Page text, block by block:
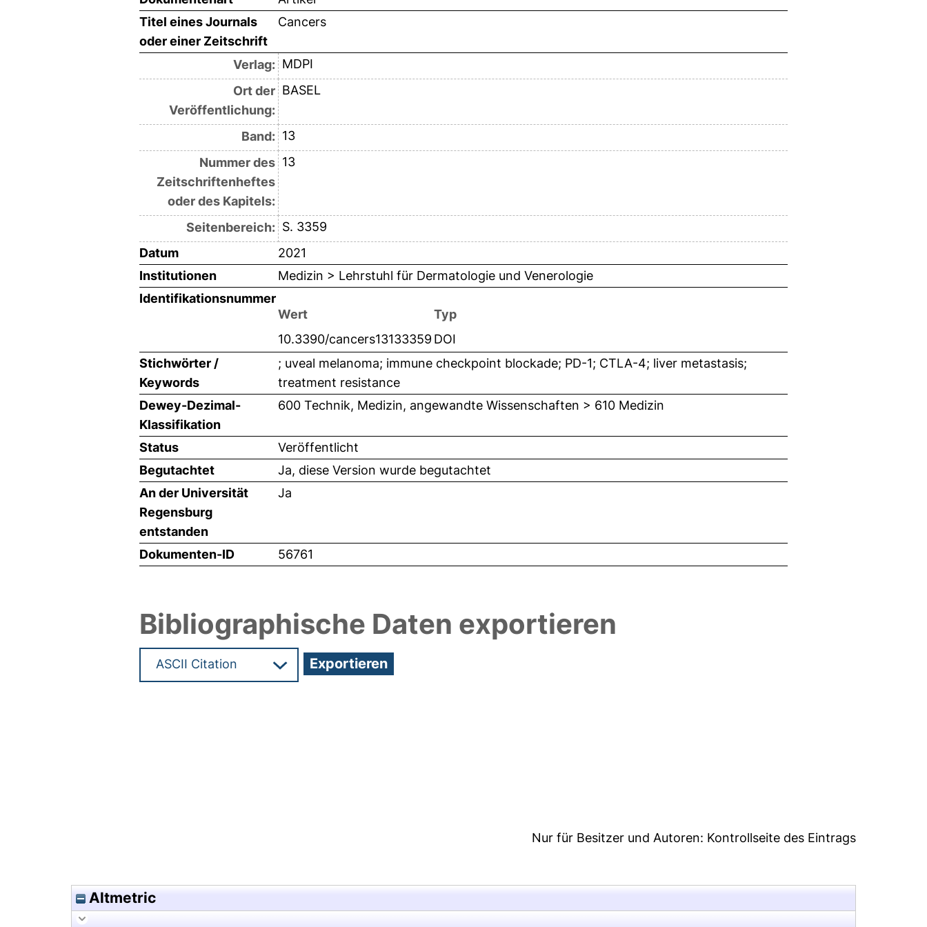
Titel eines Journals
oder einer Zeitschrift
Cancers
Verlag: MDPI
Ort der
Veröffentlichung:
BASEL
Band: 13
Nummer des
Zeitschriftenheftes
oder des Kapitels:
13
Seitenbereich: S. 3359
Datum
2021
Institutionen
Medizin > Lehrstuhl für Dermatologie und Venerologie
Identifikationsnummer
Wert
Typ
10.3390/cancers13133359 DOI
Stichwörter /
Keywords
; uveal melanoma; immune checkpoint blockade; PD-1; CTLA-4; liver metastasis;
treatment resistance
Dewey-Dezimal-
Klassifikation
600 Technik, Medizin, angewandte Wissenschaften > 610 Medizin
Status
Veröffentlicht
Begutachtet
Ja, diese Version wurde begutachtet
An der Universität
Regensburg
entstanden
Ja
Dokumenten-ID 56761
Bibliographische Daten exportieren
Nur für Besitzer und Autoren: Kontrollseite des Eintrags
Altmetric